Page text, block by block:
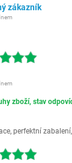
zákazník
zboží, stav
perfektní